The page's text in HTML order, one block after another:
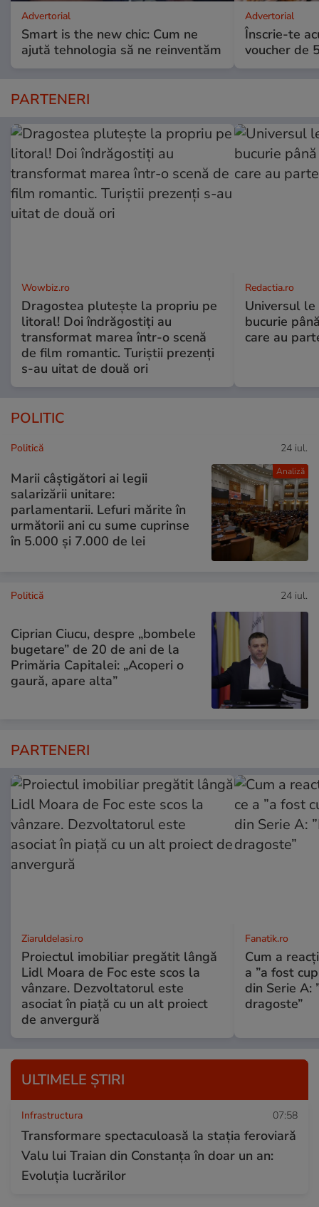
Advertorial
Smart is the new chic: Cum ne
ajută tehnologia să ne reinventăm
Advertorial
Înscrie-te
voucher de
PARTENERI
Wowbiz.ro
Dragostea plutește la propriu pe
litoral! Doi îndrăgostiți au
transformat marea într-o scenă
de film romantic. Turiștii prezenți
s-au uitat de două ori
Redactia.ro
Universul
bucurie
care au
POLITIC
Analiză
Politică 24 iul.
Marii câștigători ai legii
salarizării unitare:
parlamentarii. Lefuri mărite în
următorii ani cu sume cuprinse
în 5.000 și 7.000 de lei
Politică 24 iul.
Ciprian Ciucu, despre „bombele
bugetare” de 20 de ani de la
Primăria Capitalei: „Acoperi o
gaură, apare alta”
PARTENERI
ZiaruldeIasi.ro
Proiectul imobiliar pregătit lângă
Lidl Moara de Foc este scos la
vânzare. Dezvoltatorul este
asociat în piață cu un alt proiect
de anvergură
Fanatik.ro
Cum a
a ”a fost
din Serie A:
dragoste”
ULTIMELE ȘTIRI
Infrastructura 07:58
Transformare spectaculoasă la stația feroviară
Valu lui Traian din Constanța în doar un an:
Evoluția lucrărilor